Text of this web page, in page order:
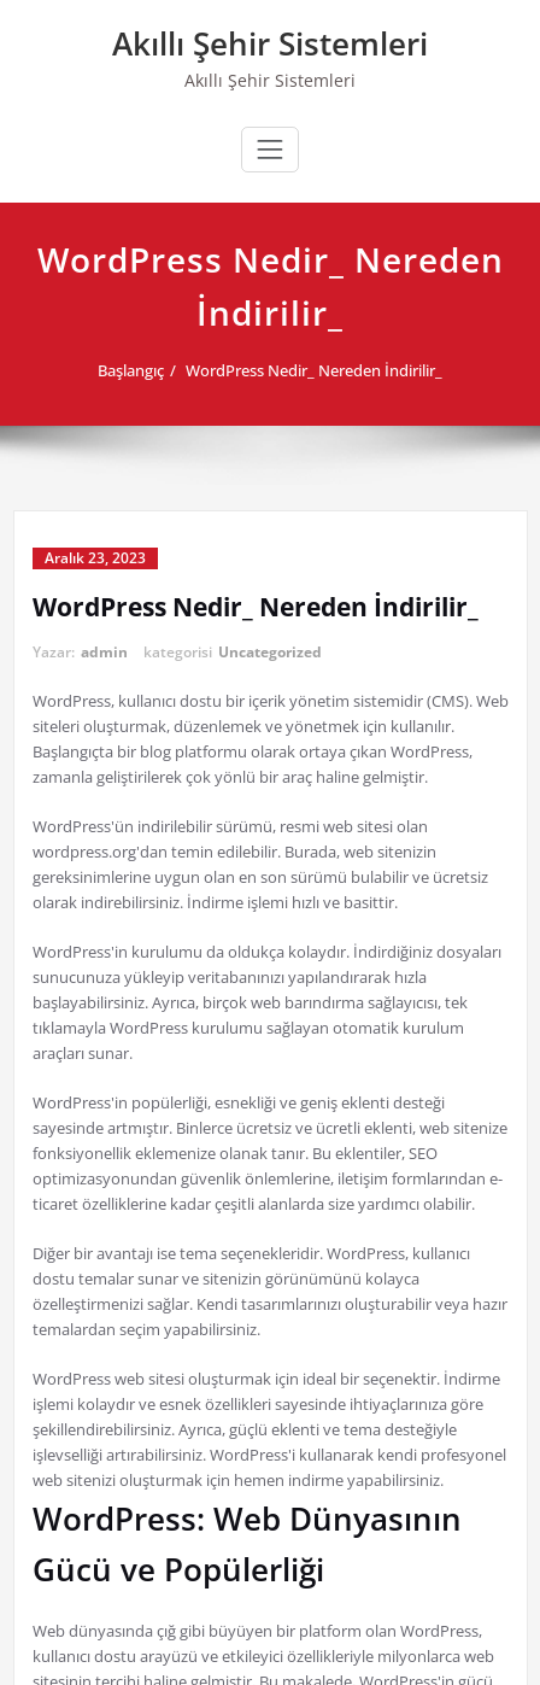
Akıllı Şehir Sistemleri
Akıllı Şehir Sistemleri
WordPress Nedir_ Nereden
İndirilir_
Başlangıç WordPress Nedir_ Nereden İndirilir_
Aralık 23, 2023
WordPress Nedir_ Nereden İndirilir_
Yazar: admin kategorisi Uncategorized
WordPress, kullanıcı dostu bir içerik yönetim sistemidir (CMS). Web
siteleri oluşturmak, düzenlemek ve yönetmek için kullanılır.
Başlangıçta bir blog platformu olarak ortaya çıkan WordPress,
zamanla geliştirilerek çok yönlü bir araç haline gelmiştir.
WordPress'ün indirilebilir sürümü, resmi web sitesi olan
wordpress.org'dan temin edilebilir. Burada, web sitenizin
gereksinimlerine uygun olan en son sürümü bulabilir ve ücretsiz
olarak indirebilirsiniz. İndirme işlemi hızlı ve basittir.
WordPress'in kurulumu da oldukça kolaydır. İndirdiğiniz dosyaları
sunucunuza yükleyip veritabanınızı yapılandırarak hızla
başlayabilirsiniz. Ayrıca, birçok web barındırma sağlayıcısı, tek
tıklamayla WordPress kurulumu sağlayan otomatik kurulum
araçları sunar.
WordPress'in popülerliği, esnekliği ve geniş eklenti desteği
sayesinde artmıştır. Binlerce ücretsiz ve ücretli eklenti, web sitenize
fonksiyonellik eklemenize olanak tanır. Bu eklentiler, SEO
optimizasyonundan güvenlik önlemlerine, iletişim formlarından e-
ticaret özelliklerine kadar çeşitli alanlarda size yardımcı olabilir.
Diğer bir avantajı ise tema seçenekleridir. WordPress, kullanıcı
dostu temalar sunar ve sitenizin görünümünü kolayca
özelleştirmenizi sağlar. Kendi tasarımlarınızı oluşturabilir veya hazır
temalardan seçim yapabilirsiniz.
WordPress web sitesi oluşturmak için ideal bir seçenektir. İndirme
işlemi kolaydır ve esnek özellikleri sayesinde ihtiyaçlarınıza göre
şekillendirebilirsiniz. Ayrıca, güçlü eklenti ve tema desteğiyle
işlevselliği artırabilirsiniz. WordPress'i kullanarak kendi profesyonel
web sitenizi oluşturmak için hemen indirme yapabilirsiniz.
WordPress: Web Dünyasının
Gücü ve Popülerliği
Web dünyasında çığ gibi büyüyen bir platform olan WordPress,
kullanıcı dostu arayüzü ve etkileyici özellikleriyle milyonlarca web